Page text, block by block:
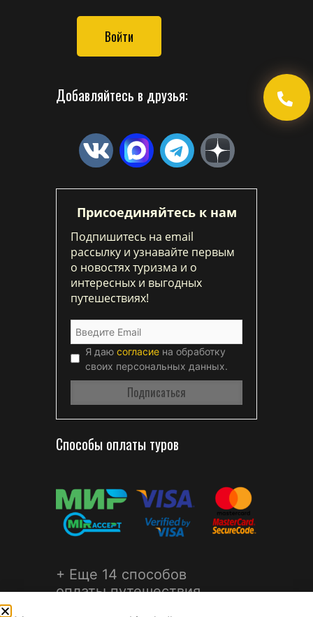
Войти
Добавляйтесь в друзья:
Присоединяйтесь к нам
Подпишитесь на email
рассылку и узнавайте первым
о новостях туризма и о
интересных и выгодных
путешествиях!
Я даю согласие на обработку
своих персональных данных.
Способы оплаты туров
+ Еще 14 способов
оплаты путешествия